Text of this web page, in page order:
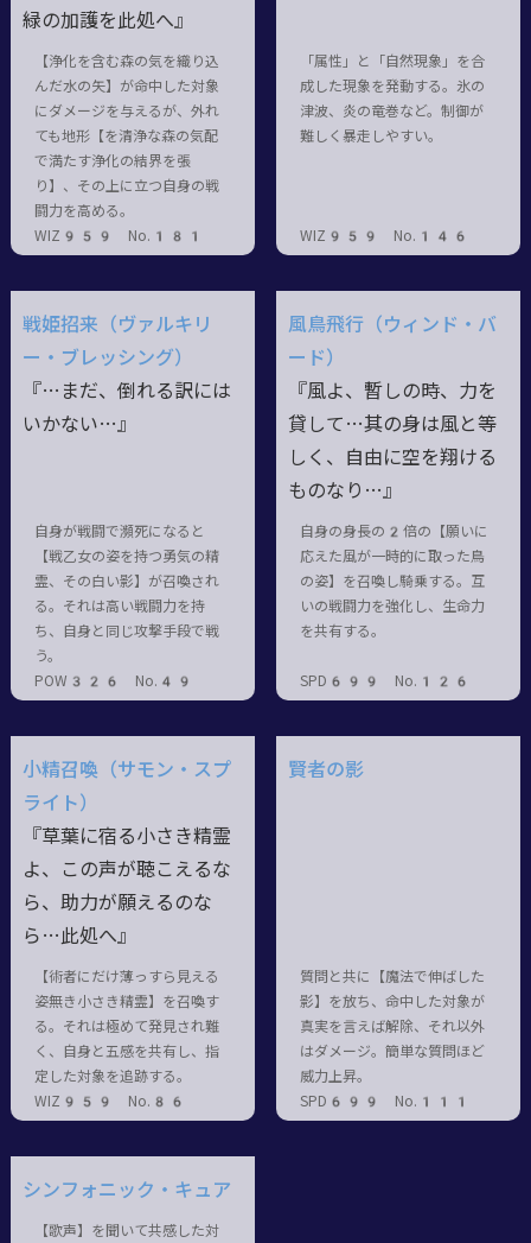
緑の加護を此処へ』
【浄化を含む森の気を織り込
んだ水の矢】が命中した対象
にダメージを与えるが、外れ
ても地形【を清浄な森の気配
で満たす浄化の結界を張
り】、その上に立つ自身の戦
闘力を高める。
WIZ959 No.181
「属性」と「自然現象」を合
成した現象を発動する。氷の
津波、炎の竜巻など。制御が
難しく暴走しやすい。
WIZ959 No.146
戦姫招来（ヴァルキリ
ー・ブレッシング）
『…まだ、倒れる訳には
いかない…』
自身が戦闘で瀕死になると
【戦乙女の姿を持つ勇気の精
霊、その白い影】が召喚され
る。それは高い戦闘力を持
ち、自身と同じ攻撃手段で戦
う。
POW326 No.49
風鳥飛行（ウィンド・バ
ード）
『風よ、暫しの時、力を
貸して…其の身は風と等
しく、自由に空を翔ける
ものなり…』
自身の身長の2倍の【願いに
応えた風が一時的に取った鳥
の姿】を召喚し騎乗する。互
いの戦闘力を強化し、生命力
を共有する。
SPD699 No.126
小精召喚（サモン・スプ
ライト）
『草葉に宿る小さき精霊
よ、この声が聴こえるな
ら、助力が願えるのな
ら…此処へ』
【術者にだけ薄っすら見える
姿無き小さき精霊】を召喚す
る。それは極めて発見され難
く、自身と五感を共有し、指
定した対象を追跡する。
WIZ959 No.86
賢者の影
質問と共に【魔法で伸ばした
影】を放ち、命中した対象が
真実を言えば解除、それ以外
はダメージ。簡単な質問ほど
威力上昇。
SPD699 No.111
シンフォニック・キュア
【歌声】を聞いて共感した対